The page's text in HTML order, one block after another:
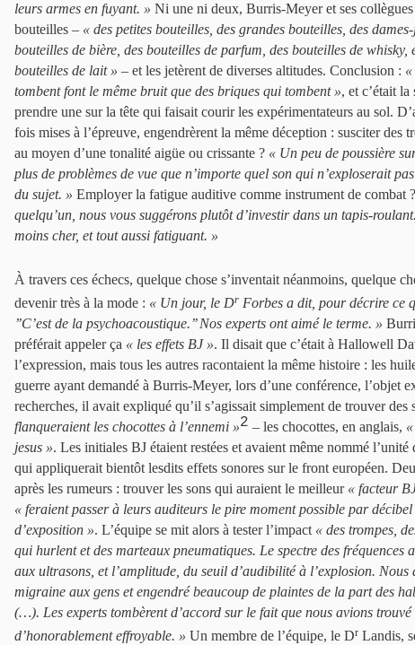
leurs armes en fuyant. » Ni une ni deux, Burris-Meyer et ses
bouteilles – « des petites bouteilles, des grandes bouteilles, des
bouteilles de bière, des bouteilles de parfum, des bouteilles de whisky,
bouteilles de lait » – et les jetèrent de diverses altitudes. Conclusion :
tombent font le même bruit que des briques qui tombent », et c’était la
prendre une sur la tête qui faisait courir les expérimentateurs au sol.
fois mises à l’épreuve, engendrèrent la même déception : susciter des
au moyen d’une tonalité aigüe ou crissante ? « Un peu de poussière
plus de problèmes de vue que n’importe quel son qui n’exploserait
du sujet. » Employer la fatigue auditive comme instrument de combat ?
quelqu’un, nous vous suggérons plutôt d’investir dans un tapis-
moins cher, et tout aussi fatiguant. »
À travers ces échecs, quelque chose s’inventait néanmoins, quelque
devenir très à la mode : « Un jour, le Dr Forbes a dit, pour décrire ce
’’C’est de la psychoacoustique.’’ Nos experts ont aimé le terme. »
préférait appeler ça « les effets BJ ». Il disait que c’était à Hallowell
l’expression, mais tous les autres racontaient la même histoire : les
guerre ayant demandé à Burris-Meyer, lors d’une conférence, l’objet
recherches, il avait expliqué qu’il s’agissait simplement de trouver des
flanqueraient les chocottes à l’ennemi »2 – les chocottes, en anglais,
jesus ». Les initiales BJ étaient restées et avaient même nommé l’unité
qui appliquerait bientôt lesdits effets sonores sur le front européen.
après les rumeurs : trouver les sons qui auraient le meilleur « facteur
« feraient passer à leurs auditeurs le pire moment possible par
d’exposition ». L’équipe se mit alors à tester l’impact « des trompes,
qui hurlent et des marteaux pneumatiques. Le spectre des fréquences
aux ultrasons, et l’amplitude, du seuil d’audibilité à l’explosion. Nous
migraine aux gens et engendré beaucoup de plaintes de la part des
(…). Les experts tombèrent d’accord sur le fait que nous avions trouvé
d’honorablement effroyable. » Un membre de l’équipe, le Dr Landis,